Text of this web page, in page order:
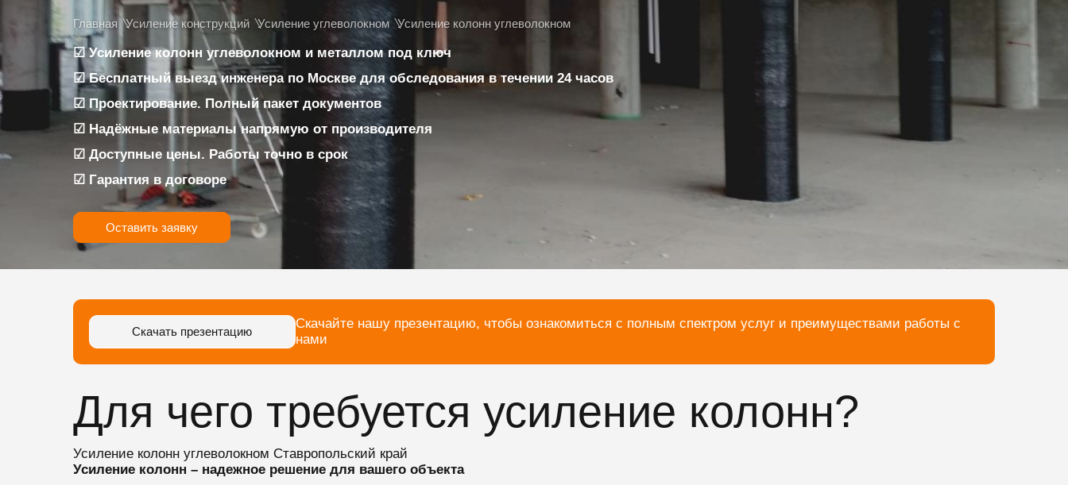
Главная Усиление конструкций Усиление углеволокном Усиление колонн углеволокном
☑ Усиление колонн углеволокном и металлом под ключ
☑ Бесплатный выезд инженера по Москве для обследования в течении 24 часов
☑ Проектирование. Полный пакет документов
☑ Надёжные материалы напрямую от производителя
☑ Доступные цены. Работы точно в срок
☑ Гарантия в договоре
Оставить заявку
Скачать презентацию
Скачайте нашу презентацию, чтобы ознакомиться с полным спектром услуг и преимуществами работы с
нами
Для чего требуется усиление колонн?
Усиление колонн углеволокном Ставропольский край
Усиление колонн – надежное решение для вашего объекта